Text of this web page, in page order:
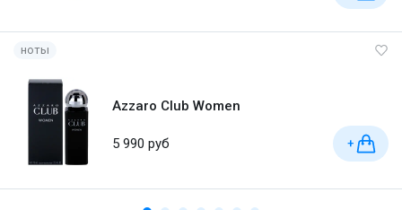
ноты
Azzaro Club Women
5 990 руб +